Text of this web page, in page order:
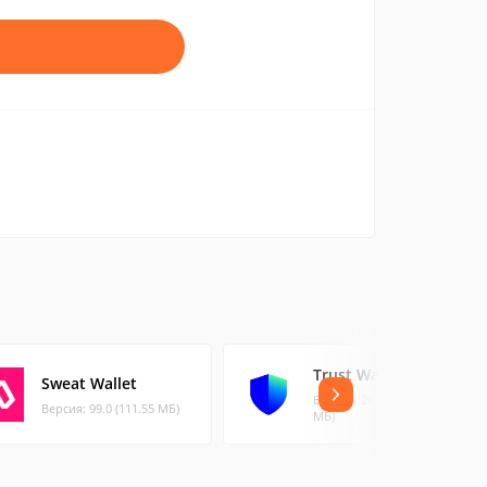
Sweat Wallet
Версия: 99.0 (111.55 МБ)
Trust Wallet
Версия: 26.31.3 (122.07
МБ)